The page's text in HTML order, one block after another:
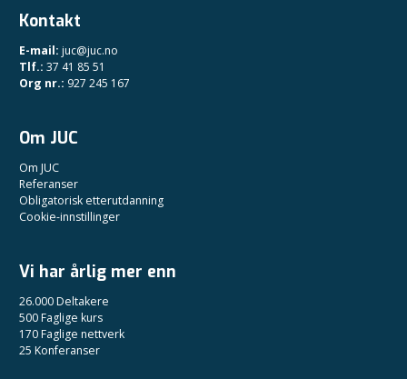
Kontakt
E-mail: juc@juc.no
Tlf.: 37 41 85 51
Org nr.: 927 245 167
Om JUC
Om JUC
Referanser
Obligatorisk etterutdanning
Cookie-innstillinger
Vi har årlig mer enn
26.000 Deltakere
500 Faglige kurs
170 Faglige nettverk
25 Konferanser